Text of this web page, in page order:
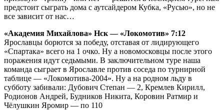
предстоит сыграть дома с аутсайдером Кубка, «Русью», но не
все зависит от нас…
«Академия Михайлова» Нск — «Локомотив» 7:12
Ярославцы борются за победу, отставая от лидирующего
«Спартака» всего на 1 очко. Ну а новомосковцы после этого
поражения идут седьмыми. В заключительном туре наша
команда сыграет в Ярославле против соседа по турнирной
таблице — «Локомотива-2004». Ну а на родном льду в
субботу забивали: Дубович Степан — 2, Кремлев Кирилл,
Родионов Андрей, Будников Никита, Коровин Ратмир и
Чёлушкин Яромир — по 110